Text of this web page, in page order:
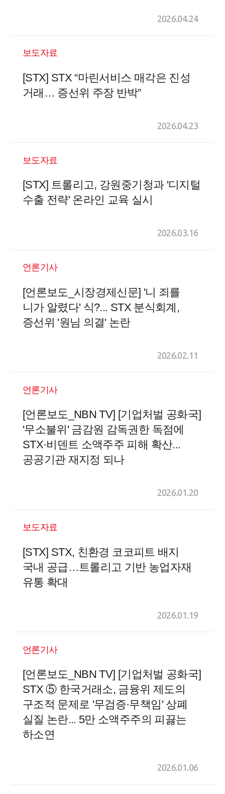
2026.04.24
보도자료
[STX] STX “마린서비스 매각은 진성
거래… 증선위 주장 반박”
2026.04.23
보도자료
[STX] 트롤리고, 강원중기청과 '디지털
수출 전략' 온라인 교육 실시
2026.03.16
언론기사
[언론보도_시장경제신문] '니 죄를
니가 알렸다' 식?... STX 분식회계,
증선위 '원님 의결' 논란
2026.02.11
언론기사
[언론보도_NBN TV] [기업처벌 공화국]
'무소불위' 금감원 감독권한 독점에
STX·비덴트 소액주주 피해 확산...
공공기관 재지정 되나
2026.01.20
보도자료
[STX] STX, 친환경 코코피트 배지
국내 공급…트롤리고 기반 농업자재
유통 확대
2026.01.19
언론기사
[언론보도_NBN TV] [기업처벌 공화국]
STX ⑤ 한국거래소, 금융위 제도의
구조적 문제로 '무검증·무책임' 상폐
실질 논란... 5만 소액주주의 피끓는
하소연
2026.01.06